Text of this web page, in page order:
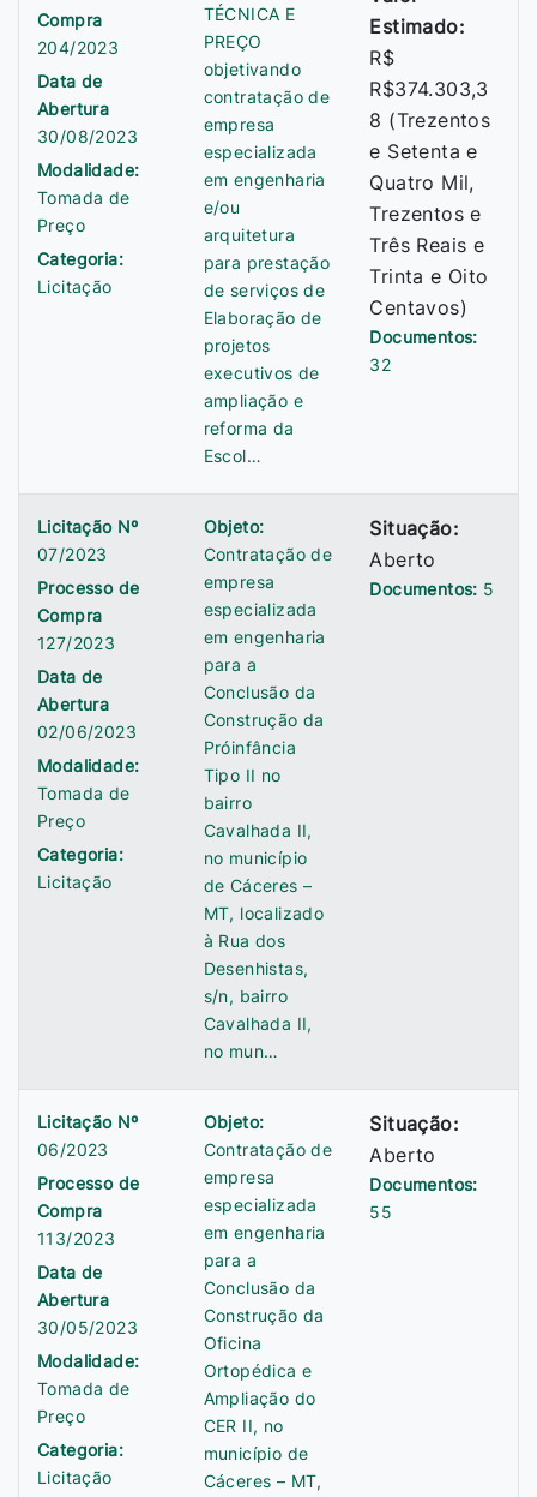
Compra
204/2023
Data de
Abertura
30/08/2023
Modalidade:
Tomada de
Preço
Categoria:
Licitação
TÉCNICA E
PREÇO
objetivando
contratação de
empresa
especializada
em engenharia
e/ou
arquitetura
para prestação
de serviços de
Elaboração de
projetos
executivos de
ampliação e
reforma da
Escol…
Estimado:
R$
R$374.303,3
8 (Trezentos
e Setenta e
Quatro Mil,
Trezentos e
Três Reais e
Trinta e Oito
Centavos)
Documentos:
32
Licitação Nº
07/2023
Processo de
Compra
127/2023
Data de
Abertura
02/06/2023
Modalidade:
Tomada de
Preço
Categoria:
Licitação
Objeto:
Contratação de
empresa
especializada
em engenharia
para a
Conclusão da
Construção da
Próinfância
Tipo II no
bairro
Cavalhada II,
no município
de Cáceres –
MT, localizado
à Rua dos
Desenhistas,
s/n, bairro
Cavalhada II,
no mun…
Situação:
Aberto
Documentos: 5
Licitação Nº
06/2023
Processo de
Compra
113/2023
Data de
Abertura
30/05/2023
Modalidade:
Tomada de
Preço
Categoria:
Licitação
Objeto:
Contratação de
empresa
especializada
em engenharia
para a
Conclusão da
Construção da
Oficina
Ortopédica e
Ampliação do
CER II, no
município de
Cáceres – MT,
Situação:
Aberto
Documentos:
55